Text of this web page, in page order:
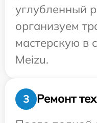
углубленный
организуем
мастерскую в
Meizu.
3
Ремонт